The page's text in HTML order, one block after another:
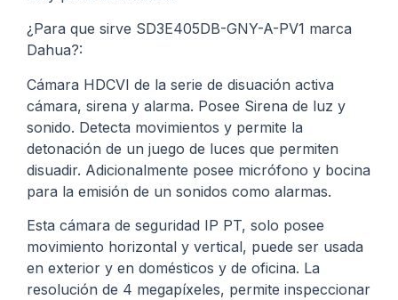
¿Para que sirve SD3E405DB-GNY-A-PV1 marca
Dahua?:
Cámara HDCVI de la serie de disuación activa
cámara, sirena y alarma. Posee Sirena de luz y
sonido. Detecta movimientos y permite la
detonación de un juego de luces que permiten
disuadir. Adicionalmente posee micrófono y bocina
para la emisión de un sonidos como alarmas.
Esta cámara de seguridad IP PT, solo posee
movimiento horizontal y vertical, puede ser usada
en exterior y en domésticos y de oficina. La
resolución de 4 megapíxeles, permite inspeccionar